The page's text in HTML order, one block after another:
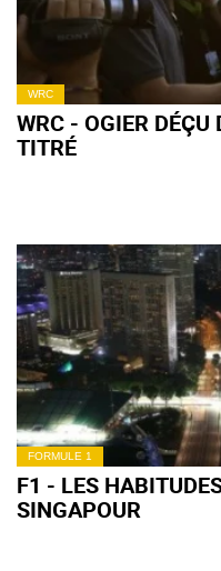
WRC
WRC - OGIER DÉÇU
TITRÉ
FORMULE 1
F1 - LES
SINGAPOUR